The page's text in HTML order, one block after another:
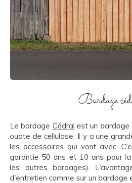
Bardage
Le bardage Cédral est un bardage
ouate de cellulose. Il y a une
les accessoires qui vont avec.
garantie 50 ans et 10 ans pour
les autres bardages).
d'entretien comme sur un bardage